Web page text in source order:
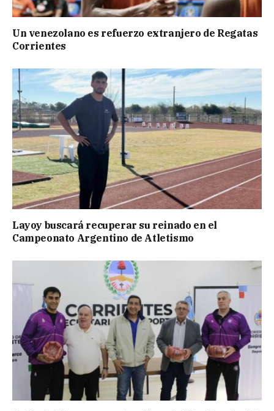
Un venezolano es refuerzo extranjero de Regatas
Corrientes
Layoy buscará recuperar su reinado en el
Campeonato Argentino de Atletismo